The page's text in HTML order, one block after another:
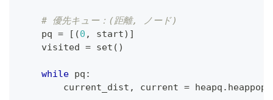
# 優先キュー：(距離, ノード)
    pq
= [ (0 , start) ]
    visited
= set ( )
while pq :
        current_dist
, current = heapq . heappop